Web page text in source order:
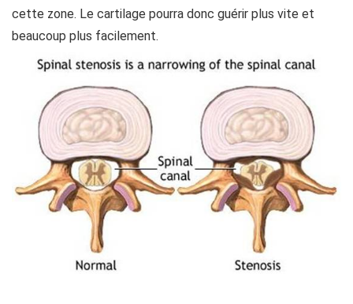
cette zone. Le cartilage pourra donc guérir plus vite et
beaucoup plus facilement.